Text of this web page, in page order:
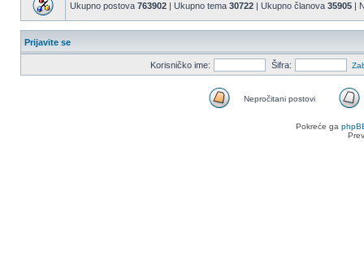
Ukupno postova 763902 | Ukupno tema 30722 | Ukupno članova 35905 |
Prijavite se
Korisničko ime: Šifra:
Nepročitani postovi
Pokreće ga